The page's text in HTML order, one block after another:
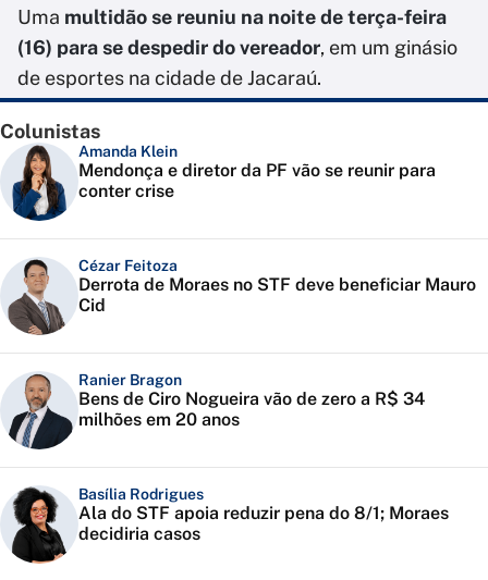
Uma multidão se reuniu na noite de terça-feira
(16) para se despedir do vereador, em um ginásio
de esportes na cidade de Jacaraú.
Colunistas
Amanda Klein
Mendonça e diretor da PF vão se reunir para
conter crise
Cézar Feitoza
Derrota de Moraes no STF deve beneficiar Mauro
Cid
Ranier Bragon
Bens de Ciro Nogueira vão de zero a R$ 34
milhões em 20 anos
Basília Rodrigues
Ala do STF apoia reduzir pena do 8/1; Moraes
decidiria casos